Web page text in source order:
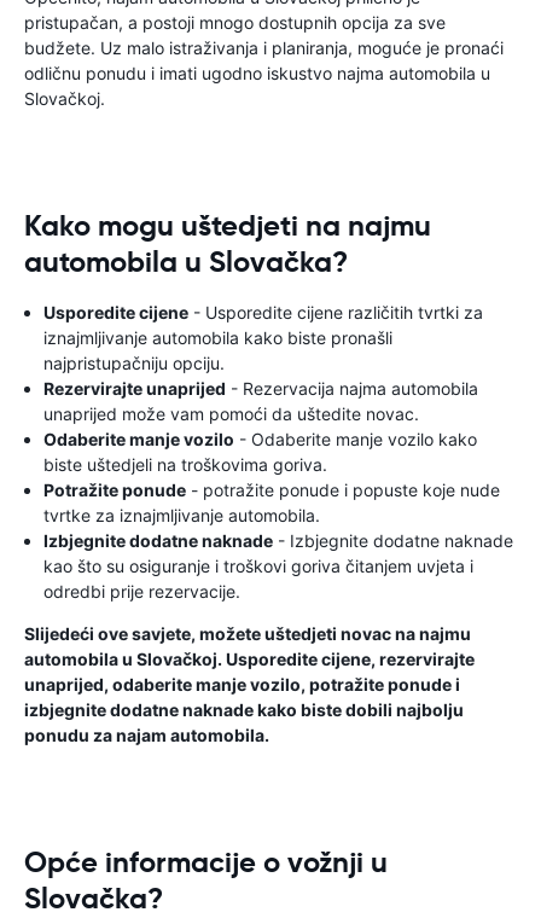
pristupačan, a postoji mnogo dostupnih opcija za sve
budžete. Uz malo istraživanja i planiranja, moguće je pronaći
odličnu ponudu i imati ugodno iskustvo najma automobila u
Slovačkoj.
Kako mogu uštedjeti na najmu
automobila u Slovačka?
Usporedite cijene - Usporedite cijene različitih tvrtki za
iznajmljivanje automobila kako biste pronašli
najpristupačniju opciju.
Rezervirajte unaprijed - Rezervacija najma automobila
unaprijed može vam pomoći da uštedite novac.
Odaberite manje vozilo - Odaberite manje vozilo kako
biste uštedjeli na troškovima goriva.
Potražite ponude - potražite ponude i popuste koje nude
tvrtke za iznajmljivanje automobila.
Izbjegnite dodatne naknade - Izbjegnite dodatne naknade
kao što su osiguranje i troškovi goriva čitanjem uvjeta i
odredbi prije rezervacije.
Slijedeći ove savjete, možete uštedjeti novac na najmu
automobila u Slovačkoj. Usporedite cijene, rezervirajte
unaprijed, odaberite manje vozilo, potražite ponude i
izbjegnite dodatne naknade kako biste dobili najbolju
ponudu za najam automobila.
Opće informacije o vožnji u
Slovačka?